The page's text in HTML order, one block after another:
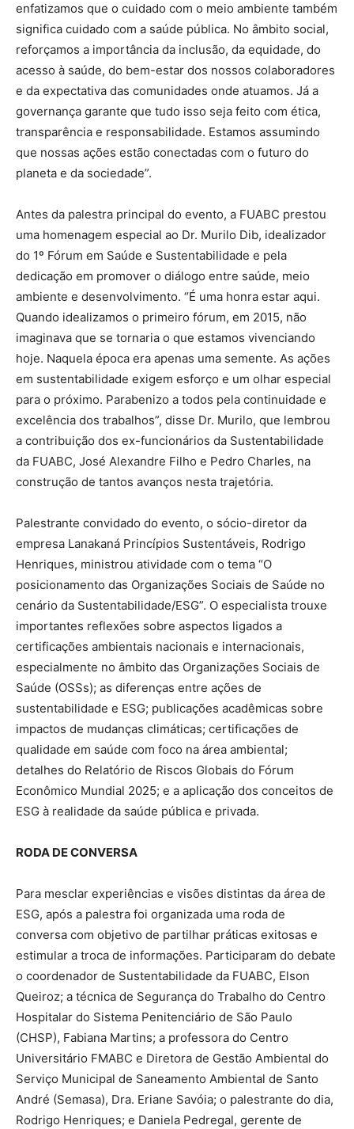
enfatizamos que o cuidado com o meio ambiente também
significa cuidado com a saúde pública. No âmbito social,
reforçamos a importância da inclusão, da equidade, do
acesso à saúde, do bem-estar dos nossos colaboradores
e da expectativa das comunidades onde atuamos. Já a
governança garante que tudo isso seja feito com ética,
transparência e responsabilidade. Estamos assumindo
que nossas ações estão conectadas com o futuro do
planeta e da sociedade”.
Antes da palestra principal do evento, a FUABC prestou
uma homenagem especial ao Dr. Murilo Dib, idealizador
do 1º Fórum em Saúde e Sustentabilidade e pela
dedicação em promover o diálogo entre saúde, meio
ambiente e desenvolvimento. “É uma honra estar aqui.
Quando idealizamos o primeiro fórum, em 2015, não
imaginava que se tornaria o que estamos vivenciando
hoje. Naquela época era apenas uma semente. As ações
em sustentabilidade exigem esforço e um olhar especial
para o próximo. Parabenizo a todos pela continuidade e
excelência dos trabalhos”, disse Dr. Murilo, que lembrou
a contribuição dos ex-funcionários da Sustentabilidade
da FUABC, José Alexandre Filho e Pedro Charles, na
construção de tantos avanços nesta trajetória.
Palestrante convidado do evento, o sócio-diretor da
empresa Lanakaná Princípios Sustentáveis, Rodrigo
Henriques, ministrou atividade com o tema “O
posicionamento das Organizações Sociais de Saúde no
cenário da Sustentabilidade/ESG”. O especialista trouxe
importantes reflexões sobre aspectos ligados a
certificações ambientais nacionais e internacionais,
especialmente no âmbito das Organizações Sociais de
Saúde (OSSs); as diferenças entre ações de
sustentabilidade e ESG; publicações acadêmicas sobre
impactos de mudanças climáticas; certificações de
qualidade em saúde com foco na área ambiental;
detalhes do Relatório de Riscos Globais do Fórum
Econômico Mundial 2025; e a aplicação dos conceitos de
ESG à realidade da saúde pública e privada.
RODA DE CONVERSA
Para mesclar experiências e visões distintas da área de
ESG, após a palestra foi organizada uma roda de
conversa com objetivo de partilhar práticas exitosas e
estimular a troca de informações. Participaram do debate
o coordenador de Sustentabilidade da FUABC, Elson
Queiroz; a técnica de Segurança do Trabalho do Centro
Hospitalar do Sistema Penitenciário de São Paulo
(CHSP), Fabiana Martins; a professora do Centro
Universitário FMABC e Diretora de Gestão Ambiental do
Serviço Municipal de Saneamento Ambiental de Santo
André (Semasa), Dra. Eriane Savóia; o palestrante do dia,
Rodrigo Henriques; e Daniela Pedregal, gerente de